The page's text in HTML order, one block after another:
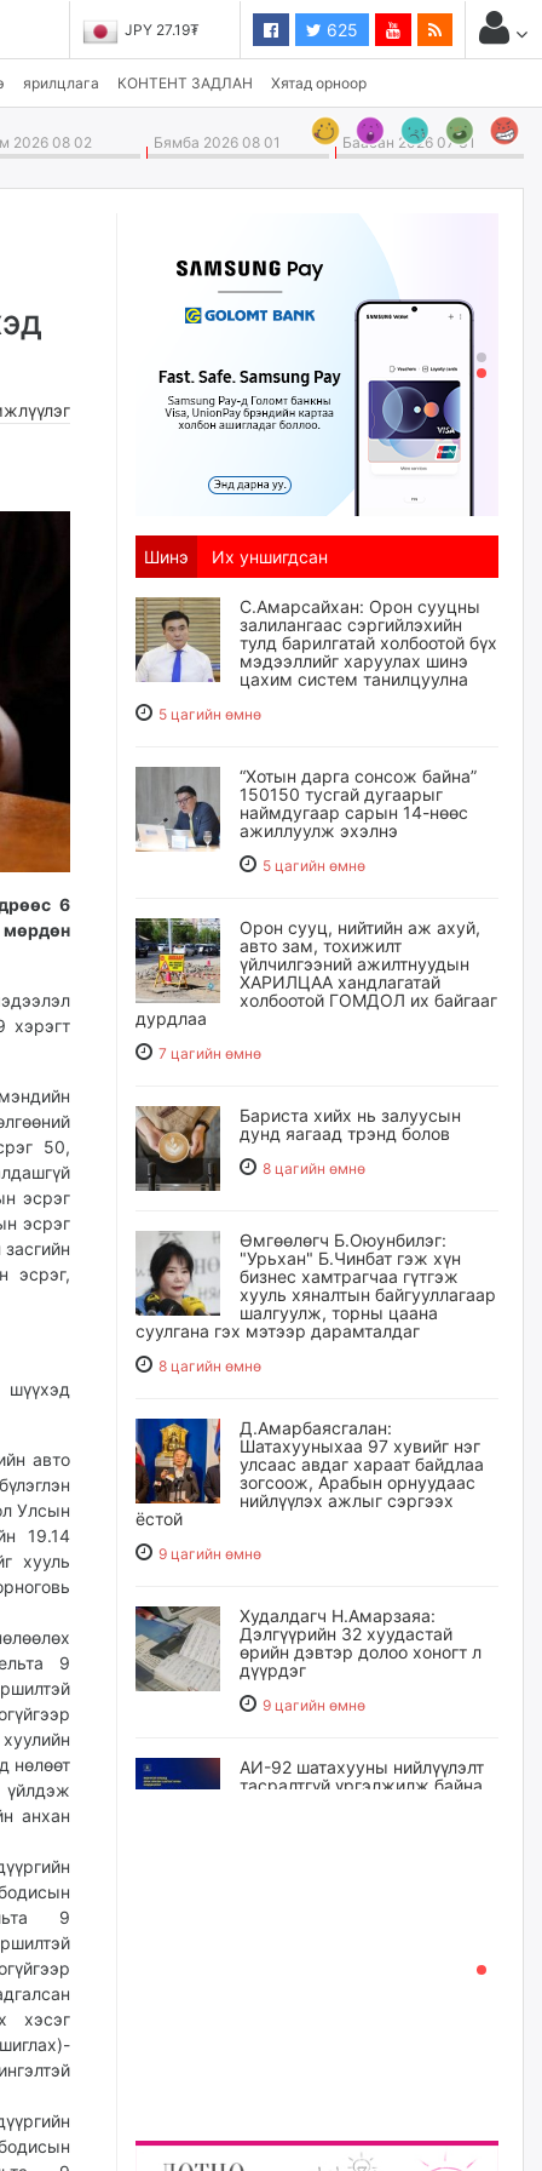
JPY 27.19₮ 625
ярилцлага КОНТЕНТ ЗАДЛАН Хятад орноор
2026 08 02 Бямба 2026 08 01 Баасан 2026 07 31
6
мөрдөн
хэрэгт
50,
эсрэг
эсрэг
эсрэг,
авто
Улсын
19.14
хууль
9
нөлөөт
үйлдэж
анхан
9
хэсэг
Шинэ Их уншигдсан
С.Амарсайхан: Орон сууцны
залилангаас сэргийлэхийн
тулд барилгатай холбоотой бүх
мэдээллийг харуулах шинэ
цахим систем танилцуулна
5 цагийн өмнө
“Хотын дарга сонсож байна”
150150 тусгай дугаарыг
наймдугаар сарын 14-нөөс
ажиллуулж эхэлнэ
5 цагийн өмнө
Орон сууц, нийтийн аж ахуй,
авто зам, тохижилт
үйлчилгээний ажилтнуудын
ХАРИЛЦАА хандлагатай
холбоотой ГОМДОЛ их байгааг
дурдлаа
7 цагийн өмнө
Бариста хийх нь залуусын
дунд яагаад трэнд болов
8 цагийн өмнө
Өмгөөлөгч Б.Оюунбилэг:
"Урьхан" Б.Чинбат гэж хүн
бизнес хамтрагчаа гүтгэж
хууль хяналтын байгууллагаар
шалгуулж, торны цаана
суулгана гэх мэтээр дарамталдаг
8 цагийн өмнө
Д.Амарбаясгалан:
Шатахууныхаа 97 хувийг нэг
улсаас авдаг хараат байдлаа
зогсоож, Арабын орнуудаас
нийлүүлэх ажлыг сэргээх
ёстой
9 цагийн өмнө
Худалдагч Н.Амарзаяа:
Дэлгүүрийн 32 хуудастай
өрийн дэвтэр долоо хоногт л
дүүрдэг
9 цагийн өмнө
АИ-92 шатахууны нийлүүлэлт
тасралтгүй үргэлжилж байна